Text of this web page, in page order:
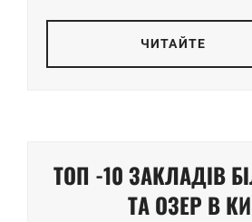
ЧИТАЙТЕ
ТОП -10 ЗАКЛАДІВ
ТА ОЗЕР В